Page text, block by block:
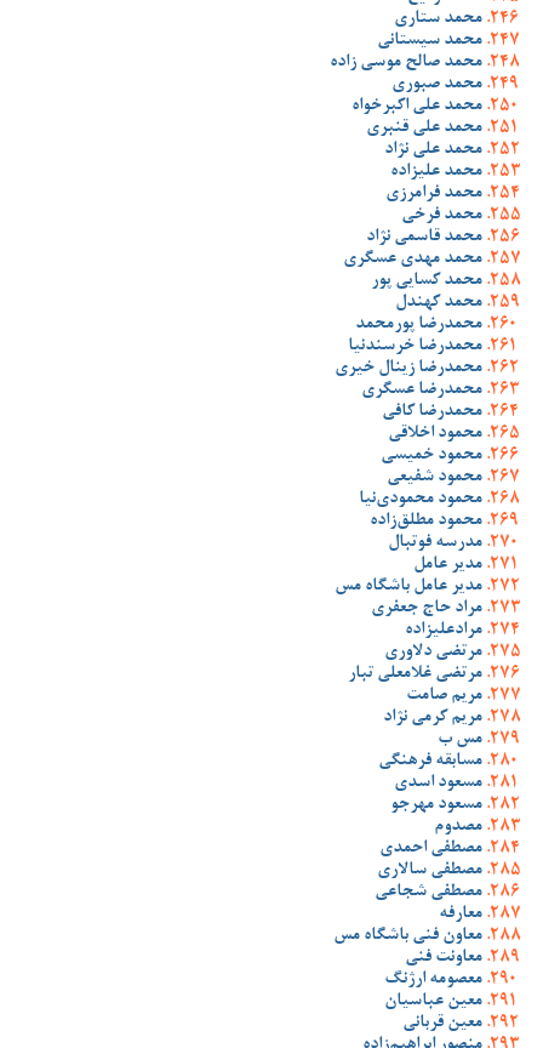
محمد ستاری
محمد سیستانی
محمد صالح موسی زاده
محمد صبوری
محمد علی اکبرخواه
محمد علی قنبری
محمد علی نژاد
محمد علیزاده
محمد فرامرزی
محمد فرخی
محمد قاسمی نژاد
محمد مهدی عسگری
محمد کسایی پور
محمد کهندل
محمدرضا پورمحمد
محمدرضا خرسندنیا
محمدرضا زینال خیری
محمدرضا عسگری
محمدرضا کافی
محمود اخلاقی
محمود خمیسی
محمود شفیعی
محمود محمودی‌نیا
محمود مطلق‌زاده
مدرسه فوتبال
مدیر عامل
مدیر عامل باشگاه مس
مراد حاج جعفری
مرادعلیزاده
مرتضی دلاوری
مرتضی غلامعلی تبار
مریم صامت
مریم کرمی نژاد
مس ب
مسابقه فرهنگی
مسعود اسدی
مسعود مهرجو
مصدوم
مصطفی احمدی
مصطفی سالاری
مصطفی شجاعی
معارفه
معاون فنی باشگاه مس
معاونت فنی
معصومه ارژنگ
معین عباسیان
معین قربانی